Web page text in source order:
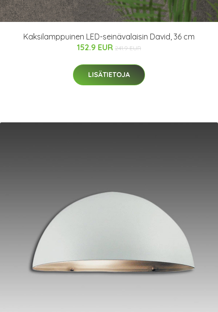
Kaksilamppuinen LED-seinävalaisin David, 36 cm
152.9 EUR 241.9 EUR
LISÄTIETOJA